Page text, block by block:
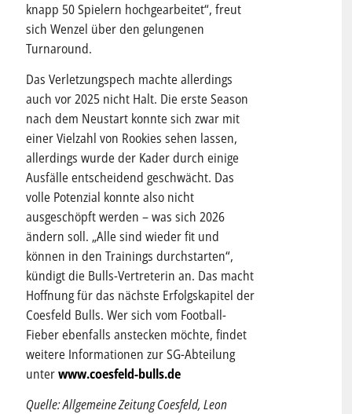
knapp 50 Spielern hochgearbeitet“, freut
sich Wenzel über den gelungenen
Turnaround.
Das Verletzungspech machte allerdings
auch vor 2025 nicht Halt. Die erste Season
nach dem Neustart konnte sich zwar mit
einer Vielzahl von Rookies sehen lassen,
allerdings wurde der Kader durch einige
Ausfälle entscheidend geschwächt. Das
volle Potenzial konnte also nicht
ausgeschöpft werden – was sich 2026
ändern soll. „Alle sind wieder fit und
können in den Trainings durchstarten“,
kündigt die Bulls-Vertreterin an. Das macht
Hoffnung für das nächste Erfolgskapitel der
Coesfeld Bulls. Wer sich vom Football-
Fieber ebenfalls anstecken möchte, findet
weitere Informationen zur SG-Abteilung
unterwww.coesfeld-bulls.de
Quelle: Allgemeine Zeitung Coesfeld, Leon